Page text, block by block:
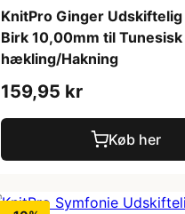
KnitPro Ginger
Birk 10,00mm til Tunesisk
hækling/Hakning
159,95 kr
Køb her